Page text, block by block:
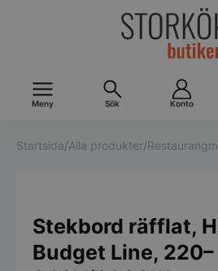
Meny Sök Konto
Startsida/Alla produkter/
Stekbord räfflat,
Budget Line, 220–